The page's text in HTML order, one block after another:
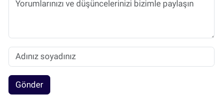
Gönder